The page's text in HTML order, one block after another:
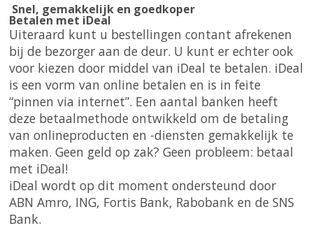
Snel, gemakkelijk en goedkoper
Betalen met iDeal
Uiteraard kunt u bestellingen contant afrekenen
bij de bezorger aan de deur. U kunt er echter ook
voor kiezen door middel van iDeal te betalen. iDeal
is een vorm van online betalen en is in feite
“pinnen via internet”. Een aantal banken heeft
deze betaalmethode ontwikkeld om de betaling
van onlineproducten en -diensten gemakkelijk te
maken. Geen geld op zak? Geen probleem: betaal
met iDeal!
iDeal wordt op dit moment ondersteund door
ABN Amro, ING, Fortis Bank, Rabobank en de SNS
Bank.